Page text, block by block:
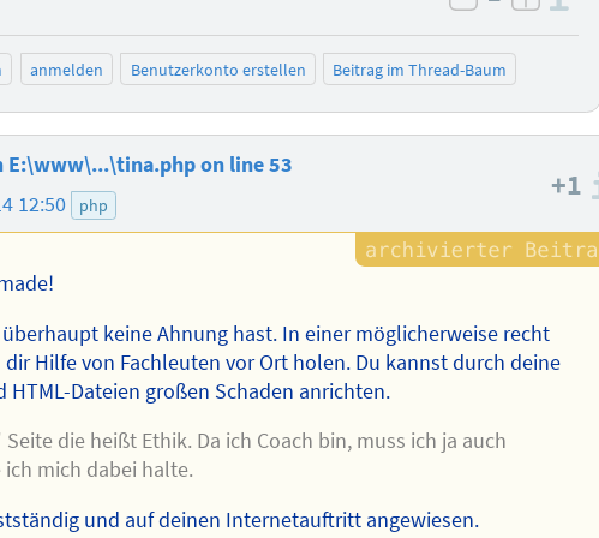
negativ
anmelden Benutzerkonto erstellen Beitrag im Thread-Baum
E:\www\...\tina.php on line 53
12:50 php
+1
keine Ahnung hast. In einer möglicherweise recht
Hilfe von Fachleuten vor Ort holen. Du kannst durch deine
HTML-Dateien großen Schaden anrichten.
die heißt Ethik. Da ich Coach bin, muss ich ja auch
mich dabei halte.
und auf deinen Internetauftritt angewiesen.